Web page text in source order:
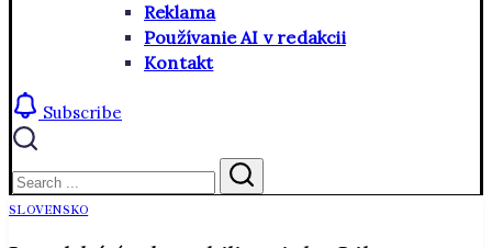
Reklama
Používanie AI v redakcii
Kontakt
Subscribe
Close
Search
Search
SLOVENSKO